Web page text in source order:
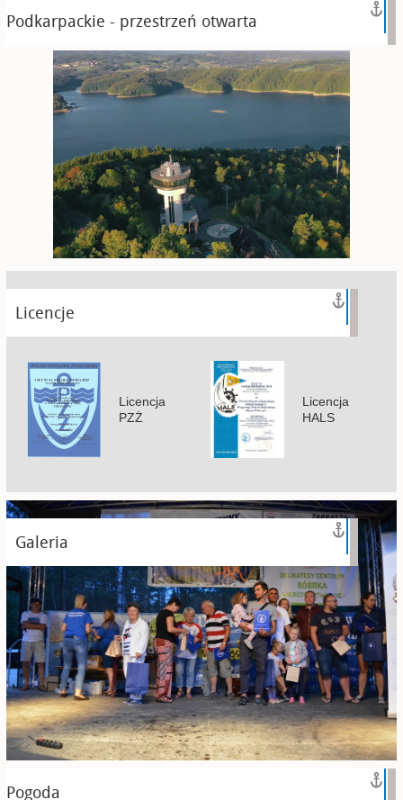
Podkarpackie - przestrzeń otwarta
Licencje
Licencja
PZŻ
Licencja
HALS
Galeria
Pogoda